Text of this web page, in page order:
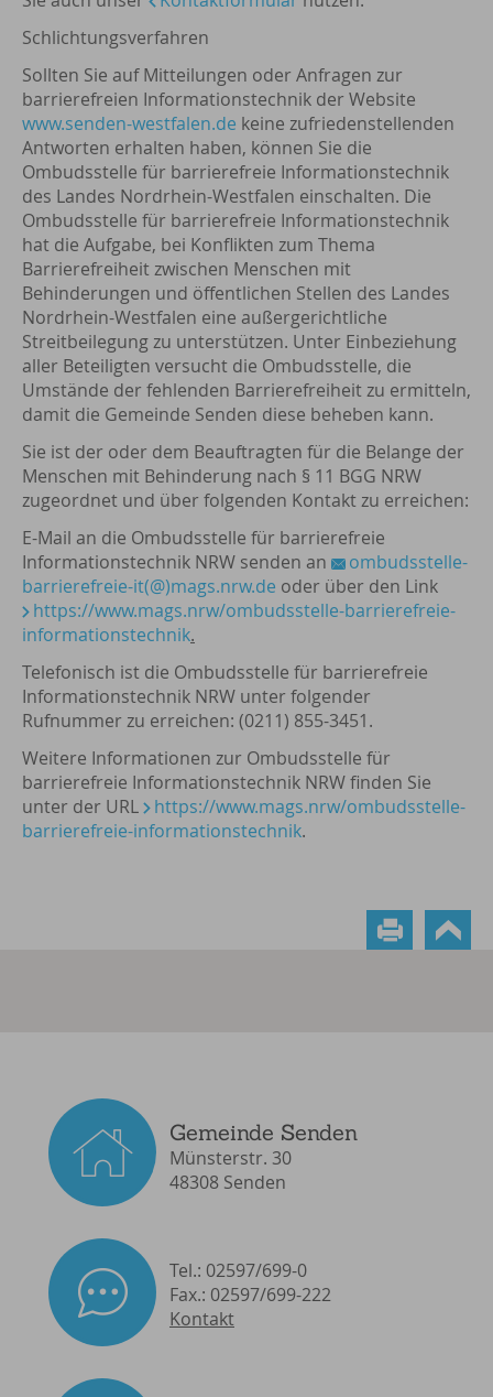
Schlichtungsverfahren
Sollten Sie auf Mitteilungen oder Anfragen zur
barrierefreien Informationstechnik der Website
www.senden-westfalen.de keine zufriedenstellenden
Antworten erhalten haben, können Sie die
Ombudsstelle für barrierefreie Informationstechnik
des Landes Nordrhein-Westfalen einschalten. Die
Ombudsstelle für barrierefreie Informationstechnik
hat die Aufgabe, bei Konflikten zum Thema
Barrierefreiheit zwischen Menschen mit
Behinderungen und öffentlichen Stellen des Landes
Nordrhein-Westfalen eine außergerichtliche
Streitbeilegung zu unterstützen. Unter Einbeziehung
aller Beteiligten versucht die Ombudsstelle, die
Umstände der fehlenden Barrierefreiheit zu ermitteln,
damit die Gemeinde Senden diese beheben kann.
Sie ist der oder dem Beauftragten für die Belange der
Menschen mit Behinderung nach § 11 BGG NRW
zugeordnet und über folgenden Kontakt zu erreichen:
E-Mail an die Ombudsstelle für barrierefreie
Informationstechnik NRW senden an
ombudsstelle-
barrierefreie-it(@)mags.nrw.de oder über den Link
https://www.mags.nrw/ombudsstelle-barrierefreie-
informationstechnik.
Telefonisch ist die Ombudsstelle für barrierefreie
Informationstechnik NRW unter folgender
Rufnummer zu erreichen: (0211) 855-3451.
Weitere Informationen zur Ombudsstelle für
barrierefreie Informationstechnik NRW finden Sie
unter der URL
https://www.mags.nrw/ombudsstelle-
barrierefreie-informationstechnik.
Gemeinde Senden
Münsterstr. 30
48308 Senden
Tel.: 02597/699-0
Fax.: 02597/699-222
Kontakt